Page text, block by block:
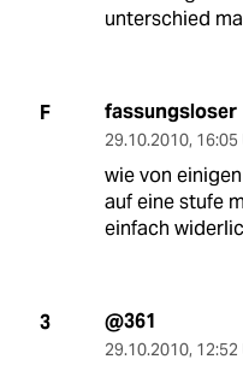
unterschied
F fassungsloser
29.10.2010, 16:05
wie von
auf eine stufe
einfach
3 @361
29.10.2010, 12:52